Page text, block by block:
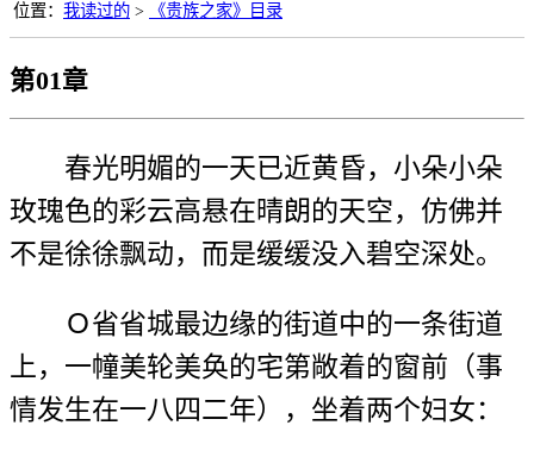
位置： 我读过的 > 《贵族之家》目录
第01章
春光明媚的一天已近黄昏，小朵小朵
玫瑰色的彩云高悬在晴朗的天空，仿佛并
不是徐徐飘动，而是缓缓没入碧空深处。
Ｏ省省城最边缘的街道中的一条街道
上，一幢美轮美奂的宅第敞着的窗前（事
情发生在一八四二年），坐着两个妇女：